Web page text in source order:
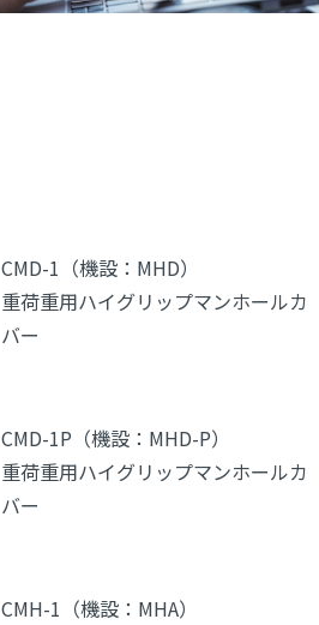
CMD-1（機設：MHD）
重荷重用ハイグリップマンホールカ
バー
CMD-1P（機設：MHD-P）
重荷重用ハイグリップマンホールカ
バー
CMH-1（機設：MHA）